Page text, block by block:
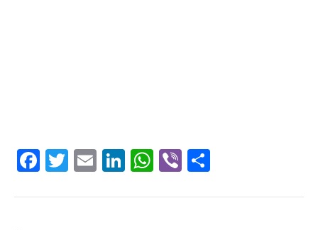
Facebook
Twitter
EmailLinkedIn
WhatsApp
Viber